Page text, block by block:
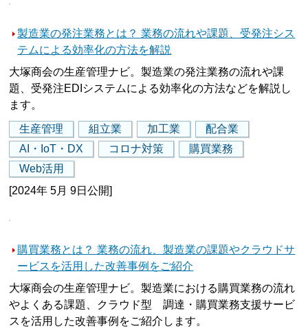
製造業の発注業務とは？ 業務の流れや課題、受発注シス
テムによる効率化の方法を解説
大塚商会の生産管理ナビ。製造業の発注業務の流れや課
題、受発注EDIシステムによる効率化の方法などを解説し
ます。
生産管理 組立業 加工業
配合業
AI・IoT・DX
コロナ対策
購買業務
Web活用
[2024年 5月 9日公開]
購買業務とは？ 業務の流れ、製造業の課題やクラウドサ
ービスを活用した改善事例をご紹介
大塚商会の生産管理ナビ。製造業における購買業務の流れ
やよくある課題、クラウド型 調達・購買業務支援サービ
スを活用した改善事例をご紹介します。